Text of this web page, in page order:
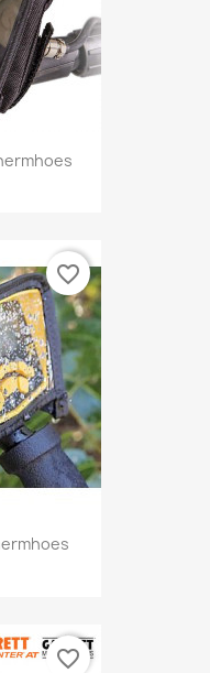
favorite_border
favorite_border